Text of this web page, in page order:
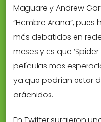
Maguare y Andrew
“Hombre Araña”,
más debatidos en
meses y es que
películas mas
ya que podrían estar
arácnidos.